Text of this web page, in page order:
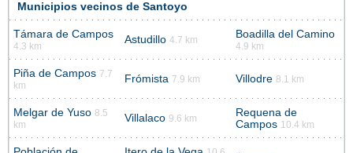
Municipios vecinos de Santoyo
Támara de Campos
4.3 km
Astudillo 4.7 km Boadilla del Camino
4.9 km
Piña de Campos 7.7
km
Frómista 7.9 km Villodre 8.1 km
Melgar de Yuso 8.5
km
Villalaco 9.6 km
Requena de
Campos 10.4 km